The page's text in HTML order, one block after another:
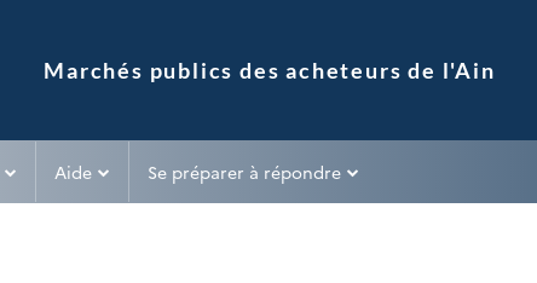
Aide Se préparer à répondre